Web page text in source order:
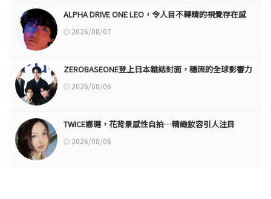
ALPHA DRIVE ONE LEO，令人目不轉睛的視覺存在感
2026/08/07
ZEROBASEONE登上日本雜誌封面，穩固的全球影響力
2026/08/06
TWICE娜璉，花背景感性自拍…精緻妝容引人注目
2026/08/06